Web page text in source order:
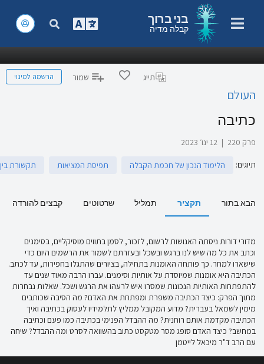
בני ברוך
קבלה מדיה
תייג שמור הרשמה למינוי
העולם
כתיבה
פרק 220 | 12 ינו׳ 2023
תיוגים: הלימוד הנכון של חכמת הקבלה תפיסת המציאות תקשורת
הבא בתור תקציר תמליל שרטוטים קבצים להורדה
מדורי דורות ניסתה האנושות לרשום, לזכור, לסמן בתווים מוסיקליים, בסימנים
וכתב את כל מה שיש לנו ברגש ובשכל ובעזרתם לשמור את הרשמים היום כדי
שישארו למחר. כך פותחה האומנות בתחילה, בציורים שהתגלו בחפירות, עד לכתב.
הכתיבה היא אומנות שמיוסדת על אותיות וסימנים. עברו הרבה מאוד שנים עד
להתפתחות האותיות הנכונות שמסרו איש לרעהו את הרגש ושכל. שאלות נבחרות
מתוך הפרק: כיצד הכתיבה משפרת ומפתחת את האדם? מה הסיבה שכותבים
מימין לשמאל בעברית? מדוע המקובל ממליץ לתלמידיו לעסוק בכתיבה ואיך
הכתיבה מקדמת אותם רוחנית? מה ההבדל הפנימי בכתיבה כמו פעם וכתיבה
במחשב? כיצד האדם סופג מסר מטקסט כתוב בהשוואה לסרט ומה ההבדל? שיחה
עם הרב ד"ר מיכאל לייטמן